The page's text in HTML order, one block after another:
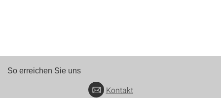
So erreichen Sie uns
Kontakt